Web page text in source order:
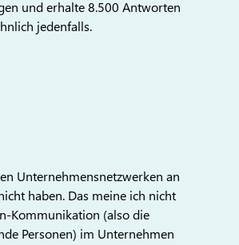
und erhalte 8.500 Antworten
jedenfalls.
Unternehmensnetzwerken an
haben. Das meine ich nicht
Kommunikation (also die
Personen) im Unternehmen